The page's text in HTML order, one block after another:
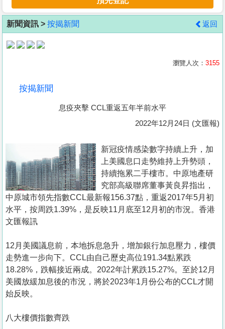
客
地
產
置
業
手
冊
關
我
們
新聞資訊 > 按揭新聞 返回
瀏覽人次： 3155
按揭新聞
息疫夾擊 CCL重返五年半前水平
2022年12月24日 (文匯報)
新冠疫情感染數字持續上升，加
上美國息口走勢維持上升勢頭，
持續拖累二手樓市。中原地產研
究部高級聯席董事黃良昇指出，
中原城市領先指數CCL最新報156.37點，重返2017年5月初
水平，按周跌1.39%，是反映11月底至12月初的市況。香港
文匯報訊
12月美國議息前，本地拆息急升，增加銀行加息壓力，樓價
走勢進一步向下。CCL由自己歷史高位191.34點累跌
18.28%，跌幅接近兩成。2022年計累跌15.27%。至於12月
美國放緩加息後的市況，將於2023年1月份公布的CCL才開
始反映。
八大樓價指數齊跌